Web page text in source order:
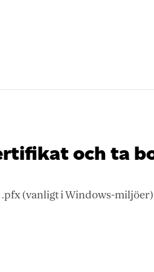
och ta
(vanligt i Windows-